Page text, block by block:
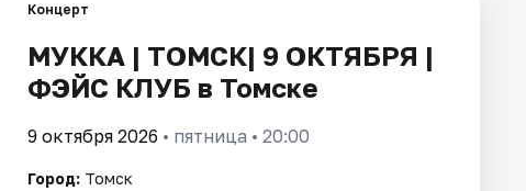
Концерт
МУККА | ТОМСК| 9 ОКТЯБРЯ |
ФЭЙС КЛУБ в Томске
9 октября 2026 • пятница • 20:00
Город: Томск